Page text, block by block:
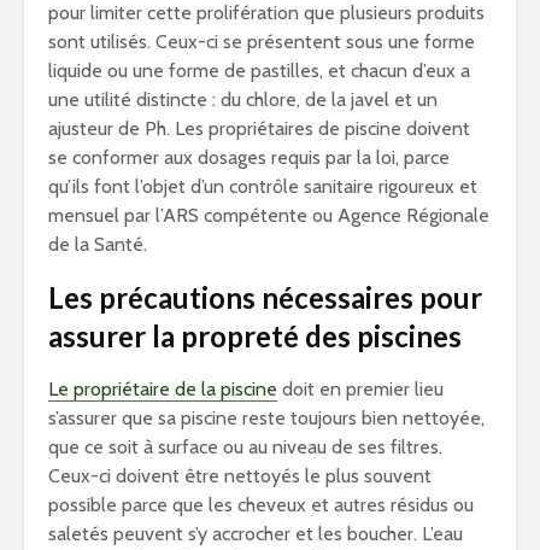
pour limiter cette prolifération que plusieurs produits
sont utilisés. Ceux-ci se présentent sous une forme
liquide ou une forme de pastilles, et chacun d’eux a
une utilité distincte : du chlore, de la javel et un
ajusteur de Ph. Les propriétaires de piscine doivent
se conformer aux dosages requis par la loi, parce
qu’ils font l’objet d’un contrôle sanitaire rigoureux et
mensuel par l’ARS compétente ou Agence Régionale
de la Santé.
Les précautions nécessaires pour
assurer la propreté des piscines
Le propriétaire de la piscine doit en premier lieu
s’assurer que sa piscine reste toujours bien nettoyée,
que ce soit à surface ou au niveau de ses filtres.
Ceux-ci doivent être nettoyés le plus souvent
possible parce que les cheveux et autres résidus ou
saletés peuvent s’y accrocher et les boucher. L’eau